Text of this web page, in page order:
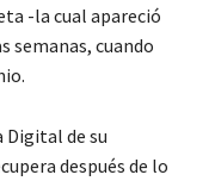
-la cual apareció
semanas, cuando
Digital de su
después de lo